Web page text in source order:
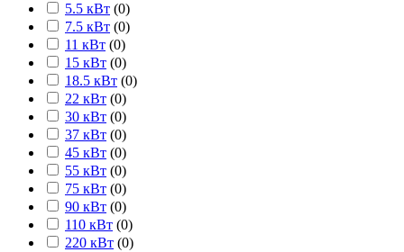
5.5 кВт (0)
7.5 кВт (0)
11 кВт (0)
15 кВт (0)
18.5 кВт (0)
22 кВт (0)
30 кВт (0)
37 кВт (0)
45 кВт (0)
55 кВт (0)
75 кВт (0)
90 кВт (0)
110 кВт (0)
220 кВт (0)